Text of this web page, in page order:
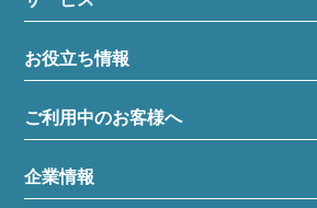
お役立ち情報
ご利用中のお客様へ
企業情報